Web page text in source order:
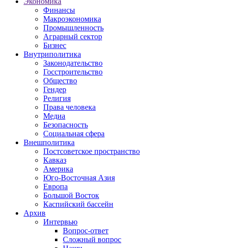
Финансы
Макроэкономика
Промышленность
Аграрный сектор
Бизнес
Внутриполитика
Законодательство
Госстроительство
Общество
Гендер
Религия
Права человека
Медиа
Безопасность
Социальная сфера
Внешполитика
Постсоветское пространство
Кавказ
Америка
Юго-Восточная Азия
Европа
Большой Восток
Каспийский бассейн
Архив
Интервью
Вопрос-ответ
Сложный вопрос